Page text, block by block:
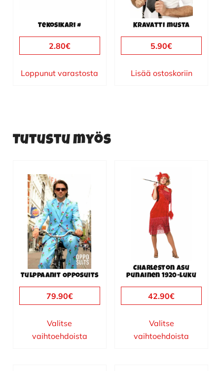
Tekosikari #
2.80€
Loppunut varastosta
Kravatti musta
5.90€
Lisää ostoskoriin
Tutustu myös
Tulppaanit Opposuits
79.90€
Valitse
vaihtoehdoista
Tällä
tuotteella
useampi
muunnelma.
Voit
tehdä
valinnat
tuotteen
sivulla.
Charleston asu
punainen 1920-luku
42.90€
Valitse
vaihtoehdoista
tuotteella
useampi
muunnelma.
tuotteen
sivulla.